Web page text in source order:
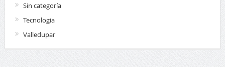
Sin categoría
Tecnologia
Valledupar